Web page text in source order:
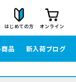
はじめての方 オンライン
品 新入荷ブログ